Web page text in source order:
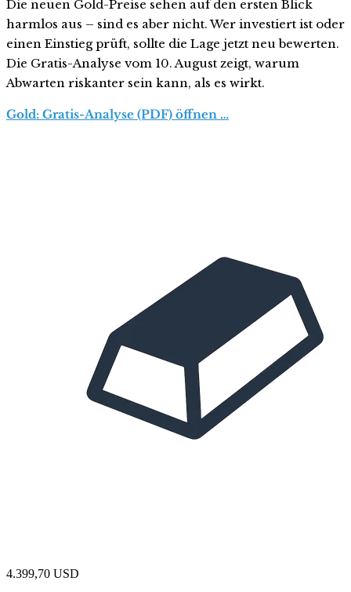
Die neuen Gold-Preise sehen auf den ersten Blick
harmlos aus – sind es aber nicht. Wer investiert ist oder
einen Einstieg prüft, sollte die Lage jetzt neu bewerten.
Die Gratis-Analyse vom 10. August zeigt, warum
Abwarten riskanter sein kann, als es wirkt.
Gold: Gratis-Analyse (PDF) öffnen …
4.399,70 USD